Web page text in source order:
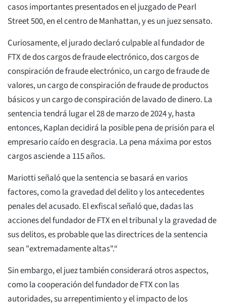
casos importantes presentados en el juzgado de Pearl
Street 500, en el centro de Manhattan, y es un juez sensato.
Curiosamente, el jurado declaró culpable al fundador de
FTX de dos cargos de fraude electrónico, dos cargos de
conspiración de fraude electrónico, un cargo de fraude de
valores, un cargo de conspiración de fraude de productos
básicos y un cargo de conspiración de lavado de dinero. La
sentencia tendrá lugar el 28 de marzo de 2024 y, hasta
entonces, Kaplan decidirá la posible pena de prisión para el
empresario caído en desgracia. La pena máxima por estos
cargos asciende a 115 años.
Mariotti señaló que la sentencia se basará en varios
factores, como la gravedad del delito y los antecedentes
penales del acusado. El exfiscal señaló que, dadas las
acciones del fundador de FTX en el tribunal y la gravedad de
sus delitos, es probable que las directrices de la sentencia
sean "extremadamente altas".“
Sin embargo, el juez también considerará otros aspectos,
como la cooperación del fundador de FTX con las
autoridades, su arrepentimiento y el impacto de los